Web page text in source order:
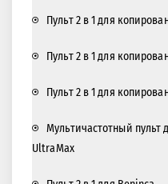
Пульт 2 в 1 для
Пульт 2 в 1 для
Пульт 2 в 1 для
Мультичастотный пульт
UltraMax